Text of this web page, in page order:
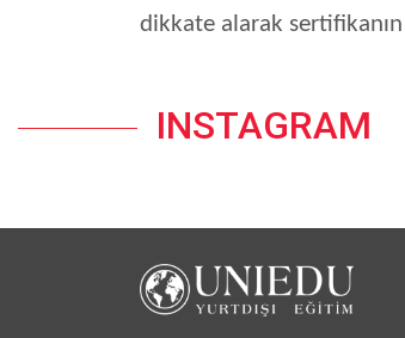
dikkate alarak
INSTAGRAM